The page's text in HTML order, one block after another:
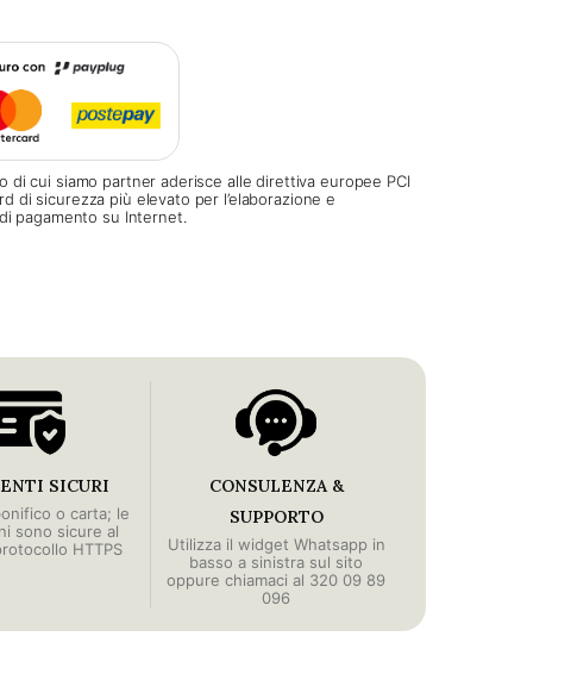
di cui siamo partner aderisce alle direttiva europee PCI
di sicurezza più elevato per l’elaborazione e
pagamento su Internet.
SICURI
o carta; le
sono sicure al
HTTPS
CONSULENZA &
SUPPORTO
Utilizza il widget Whatsapp in
basso a sinistra sul sito
oppure chiamaci al 320 09 89
096